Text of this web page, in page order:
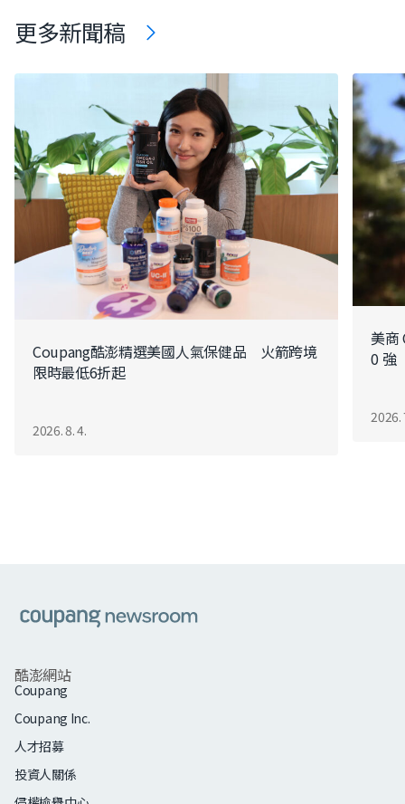
更多新聞稿
Coupang酷澎精選美國人氣保健品 火箭跨境
限時最低6折起
2026. 8. 4.
美商
0 強
2026.
酷澎網站
Coupang
Coupang Inc.
人才招募
投資人關係